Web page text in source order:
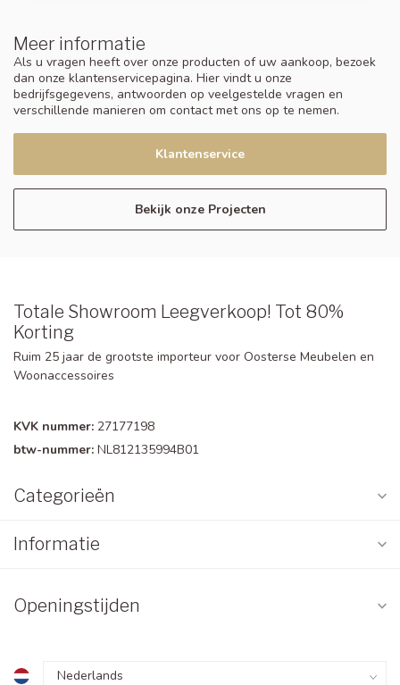
Meer informatie
Als u vragen heeft over onze producten of uw aankoop, bezoek
dan onze klantenservicepagina. Hier vindt u onze
bedrijfsgegevens, antwoorden op veelgestelde vragen en
verschillende manieren om contact met ons op te nemen.
Klantenservice
Bekijk onze Projecten
Totale Showroom Leegverkoop! Tot 80%
Korting
Ruim 25 jaar de grootste importeur voor Oosterse Meubelen en
Woonaccessoires
KVK nummer: 27177198
btw-nummer: NL812135994B01
Categorieën
Informatie
Openingstijden